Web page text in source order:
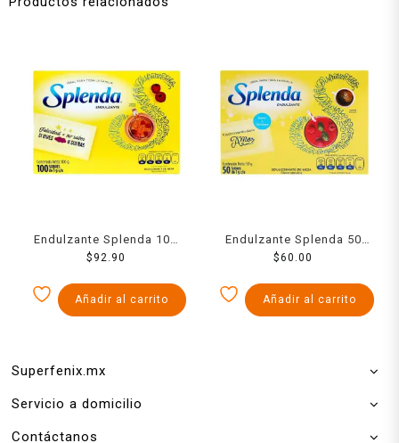
Endulzante Splenda 100
sobres de 1 g c/u
$ 92.90
Añadir al carrito
Endulzante Splenda 50
sobres de 1 g c/u
$60.00
Añadir al carrito
Superfenix.mx
Servicio a domicilio
Contáctanos